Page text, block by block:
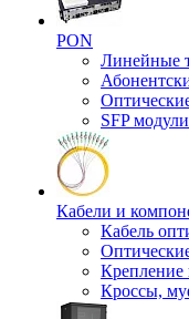
PON
Линейные
SFP
Кабели и
Кабель
Крепление
Кроссы,